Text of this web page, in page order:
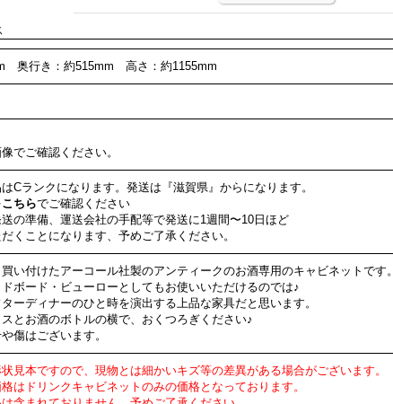
奥行き：約515mm 高さ：約1155mm
でご確認ください。
Cランク になります。発送は『滋賀県』からになります。
こちらでご確認ください
の準備、運送会社の手配等で発送に1週間〜10日ほど
くことになります、予めご了承ください。
い付けたアーコール社製のアンティークのお酒専用のキャビネットです。
ボード・ビューローとしてもお使いいただけるのでは♪
ーディナーのひと時を演出する上品な家具だと思います。
とお酒のボトルの横で、おくつろぎください♪
傷はございます。
見本ですので、現物とは細かいキズ等の差異がある場合がございます。
はドリンクキャビネットのみの価格となっております。